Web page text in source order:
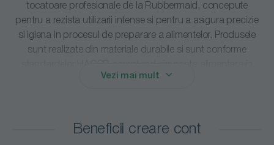
tocatoare profesionale de la Rubbermaid , concepute
pentru a rezista utilizarii intense si pentru a asigura precizie
si igiena in procesul de preparare a alimentelor. Produsele
sunt realizate din materiale durabile si sunt conforme
orice bucatarie profesionala.
a spatiului de lucru. Atat cantarele, cat si tocatoarele
Vezi mai mult
Beneficii creare cont